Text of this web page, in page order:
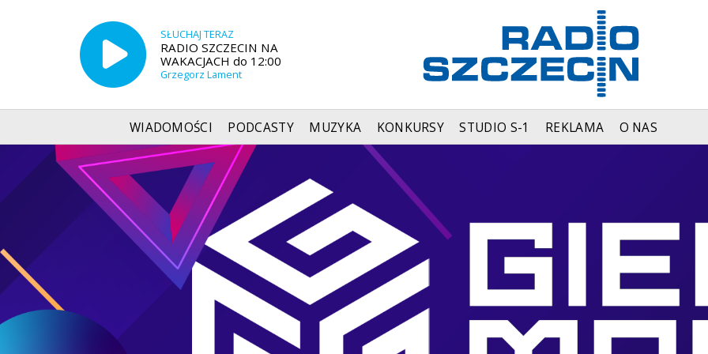
SŁUCHAJ TERAZ
RADIO SZCZECIN NA
WAKACJACH do 12:00
Grzegorz Lament
WIADOMOŚCI PODCASTY MUZYKA KONKURSY STUDIO S-1 REKLAMA O NAS